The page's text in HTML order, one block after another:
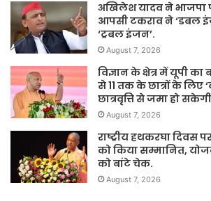
अखिलेश यादव ने भाजपा
आपसी टकराव ने ‘डबल
‘ट्रबल इंजन’.
August 7, 2026
विज्ञान के क्षेत्र में यूपी का
से 11 तक के छात्रों के लिए
छात्रवृत्ति से जमा हो
August 7, 2026
राष्ट्रीय हथकरघा दिवस
को किया सम्मानित,
को बांटे चेक.
August 7, 2026